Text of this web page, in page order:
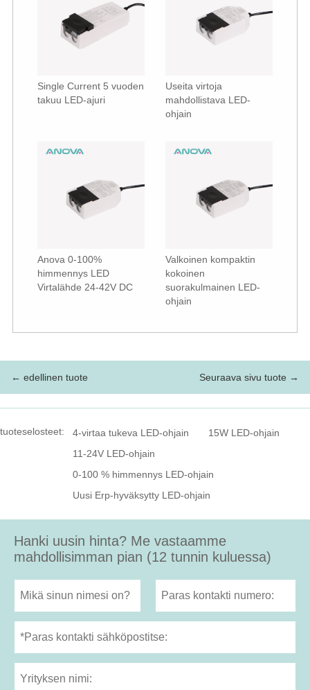
Single Current 5 vuoden
takuu LED-ajuri
Useita virtoja
mahdollistava LED-
ohjain
Anova 0-100%
himmennys LED
Virtalähde 24-42V DC
Valkoinen kompaktin
kokoinen
suorakulmainen LED-
ohjain
← edellinen tuote Seuraava sivu tuote →
tuoteselosteet: 4-virtaa tukeva LED-ohjain
15W LED-ohjain
11-24V LED-ohjain
0-100 % himmennys LED-ohjain
Uusi Erp-hyväksytty LED-ohjain
Hanki uusin hinta? Me vastaamme
mahdollisimman pian (12 tunnin kuluessa)